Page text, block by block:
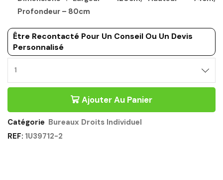
Profondeur – 80cm
Être Recontacté Pour Un Conseil Ou Un Devis
Personnalisé
Ajouter Au Panier
Catégorie Bureaux Droits Individuel
REF: 1U39712-2